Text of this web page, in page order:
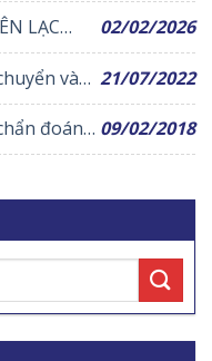
LẠC
NHÂN
ĐIỀU
02/02/2026
và
tâm y
21/07/2022
đoán
toàn
09/02/2018